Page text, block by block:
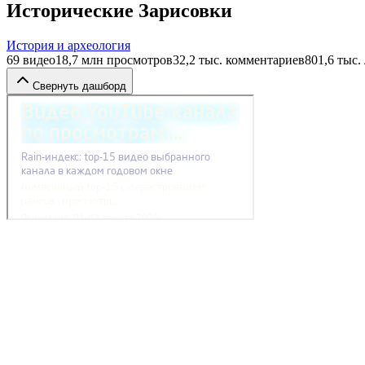
Исторические Зарисовки
История и археология
69 видео18,7 млн просмотров32,2 тыс. комментариев801,6 тыс.
Свернуть дашборд